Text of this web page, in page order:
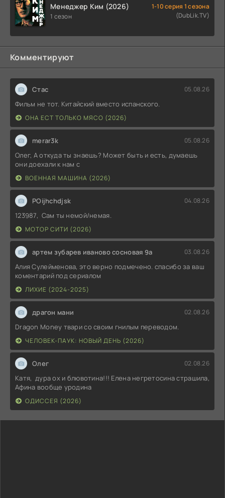
Менеджер Ким (2026)
1 сезон
1-10 серия 1 сезона
(DubLik.TV)
Комментируют
Стас 05.08.26
Фильм не тот. Китайский вместо испанского.
ОНА ЕСТ ТОЛЬКО МЯСО (2026)
merar3k 05.08.26
Олег, А откуда ты знаешь? Может быть и есть, думаешь
они доехали к нам с
ВОЕННАЯ МАШИНА (2026)
POijhchdjsk 04.08.26
123987, Сам ты немой/немая.
МОТОР СИТИ (2026)
артем зубарев иваново сосновая 9а 03.08.26
Алия Сулейменова, это верно подмечено. спасибо за ваш
коментарий под сериалом
ЛИХИЕ (2024-2025)
драгон мани 02.08.26
Dragon Money твари со своим гнилым переводом.
ЧЕЛОВЕК-ПАУК: НОВЫЙ ДЕНЬ (2026)
Олег 02.08.26
Катя, дура ох и блювотина!!! Елена негретосина страшила,
Афина вообще уродина
ОДИССЕЯ (2026)